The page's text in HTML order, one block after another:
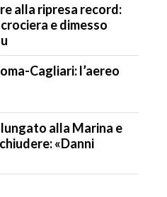
alla ripresa record:
e dimesso
Cagliari: l’aereo
alla Marina e
«Danni